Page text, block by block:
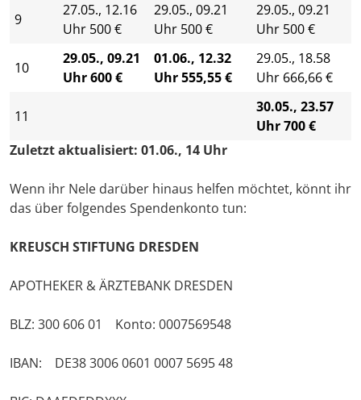
9
27.05., 12.16
Uhr 500 €
29.05., 09.21
Uhr 500 €
29.05., 09.21
Uhr 500 €
10
29.05., 09.21
Uhr 600 €
01.06., 12.32
Uhr 555,55 €
29.05., 18.58
Uhr 666,66 €
11
30.05., 23.57
Uhr 700 €
Zuletzt aktualisiert: 01.06., 14 Uhr
Wenn ihr Nele darüber hinaus helfen möchtet, könnt ihr
das über folgendes Spendenkonto tun:
KREUSCH STIFTUNG DRESDEN
APOTHEKER & ÄRZTEBANK DRESDEN
BLZ: 300 606 01 Konto: 0007569548
IBAN: DE38 3006 0601 0007 5695 48